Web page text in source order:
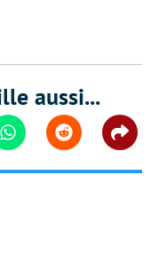
aussi...
WhatsappReddit